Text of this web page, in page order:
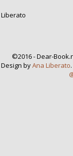
©2016 - Dear-
Design byAna Liberato